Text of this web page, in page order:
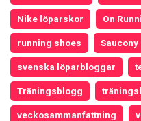
Nike löparskor On
running shoes Saucony
svenska löparbloggar
Träningsblogg
veckosammanfattning